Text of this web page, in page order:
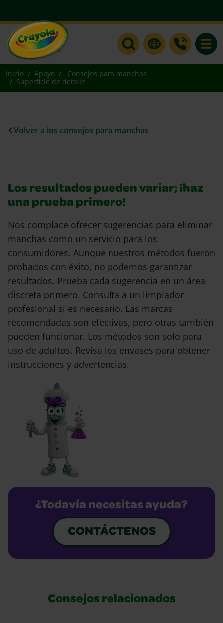
Inicio Apoyo
Consejos para manchas
Superficie de detalle
Volver a los consejos para manchas
Los resultados pueden variar; ¡haz
una prueba primero!
Nos complace ofrecer sugerencias para eliminar
manchas como un servicio para los
consumidores. Aunque nuestros métodos fueron
probados con éxito, no podemos garantizar
resultados. Prueba cada sugerencia en un área
discreta primero. Consulta a un limpiador
profesional si es necesario. Las marcas
recomendadas son efectivas, pero otras también
pueden funcionar. Los métodos son solo para
uso de adultos. Revisa los envases para obtener
instrucciones y advertencias.
¿Todavía necesitas ayuda?
CONTÁCTENOS
Consejos relacionados